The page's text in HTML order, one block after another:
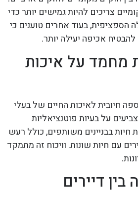
צריכים להיות גמישים יותר כדי
הספציפית, בעוד אחרים טוענים כי
אכיפה יעילה יותר.
מחמד על איכות
חיובית לאיכות החיים של בעלי
על בעיות פוטנציאליות
חיות בבניינים משותפים, כולל רעש
עם חיות שונות. וויכוח זה מתמקד
דיירים